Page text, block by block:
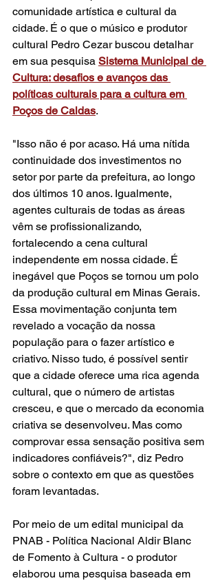
comunidade artística e cultural da
cidade. É o que o músico e produtor
cultural Pedro Cezar buscou detalhar
em sua pesquisa Sistema Municipal de
Cultura: desafios e avanços das
políticas culturais para a cultura em
Poços de Caldas.
"Isso não é por acaso. Há uma nítida
continuidade dos investimentos no
setor por parte da prefeitura, ao longo
dos últimos 10 anos. Igualmente,
agentes culturais de todas as áreas
vêm se profissionalizando,
fortalecendo a cena cultural
independente em nossa cidade. É
inegável que Poços se tornou um polo
da produção cultural em Minas Gerais.
Essa movimentação conjunta tem
revelado a vocação da nossa
população para o fazer artístico e
criativo. Nisso tudo, é possível sentir
que a cidade oferece uma rica agenda
cultural, que o número de artistas
cresceu, e que o mercado da economia
criativa se desenvolveu. Mas como
comprovar essa sensação positiva sem
indicadores confiáveis?", diz Pedro
sobre o contexto em que as questões
foram levantadas.
Por meio de um edital municipal da
PNAB - Política Nacional Aldir Blanc
de Fomento à Cultura - o produtor
elaborou uma pesquisa baseada em